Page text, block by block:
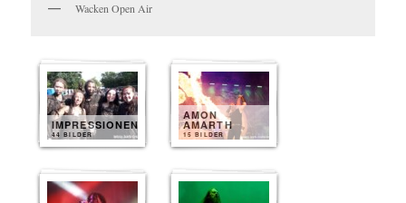
Wacken Open Air
IMPRESSIONEN
44 BILDER
AMON
AMARTH
15 BILDER